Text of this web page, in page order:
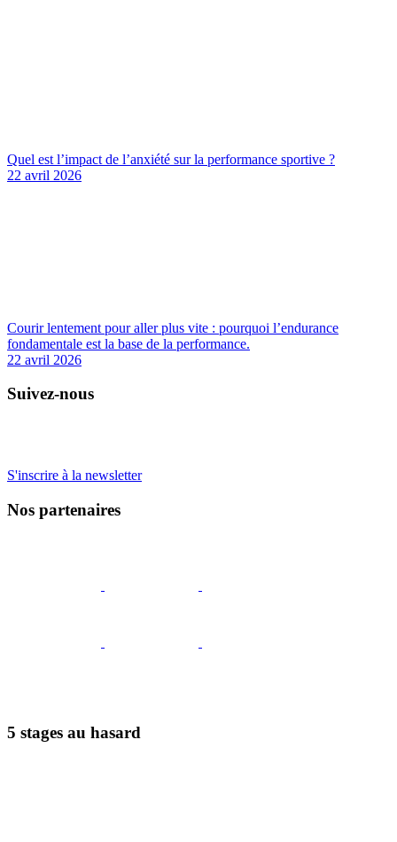
Quel est l’impact de l’anxiété sur la performance sportive ?
22 avril 2026
Courir lentement pour aller plus vite : pourquoi l’endurance
fondamentale est la base de la performance.
22 avril 2026
Suivez-nous
S'inscrire à la newsletter
Nos partenaires
5 stages au hasard